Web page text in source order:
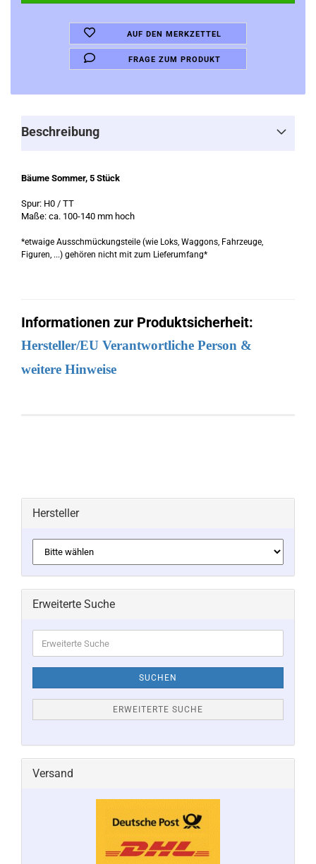
AUF DEN MERKZETTEL
FRAGE ZUM PRODUKT
Beschreibung
Bäume Sommer, 5 Stück
Spur: H0 / TT
Maße: ca. 100-140 mm hoch
*etwaige Ausschmückungsteile (wie Loks, Waggons, Fahrzeuge,
Figuren, ...) gehören nicht mit zum Lieferumfang*
Informationen zur Produktsicherheit:
Hersteller/EU Verantwortliche Person &
weitere Hinweise
Hersteller
Erweiterte Suche
Suche
SUCHEN
ERWEITERTE SUCHE
Versand